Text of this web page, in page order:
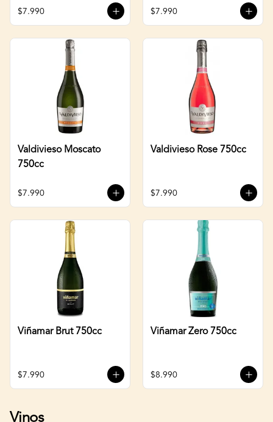
$7.990 $7.990
Valdivieso Moscato
750cc
$7.990
Valdivieso Rose 750cc
$7.990
Viñamar Brut 750cc
$7.990
Viñamar Zero 750cc
$8.990
Vinos